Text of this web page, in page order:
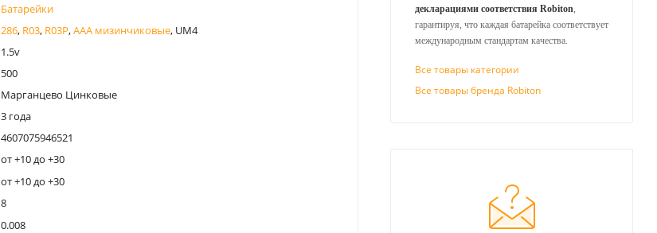
Батарейки
286, R03, R03P,AAA мизинчиковые, UM4
1.5v
500
Марганцево Цинковые
3 года
4607075946521
от +10 до +30
от +10 до +30
8
0.008
декларациями соответствия Robiton,
гарантируя, что каждая батарейка соответствует
международным стандартам качества.
Все товары категории
Все товары бренда Robiton